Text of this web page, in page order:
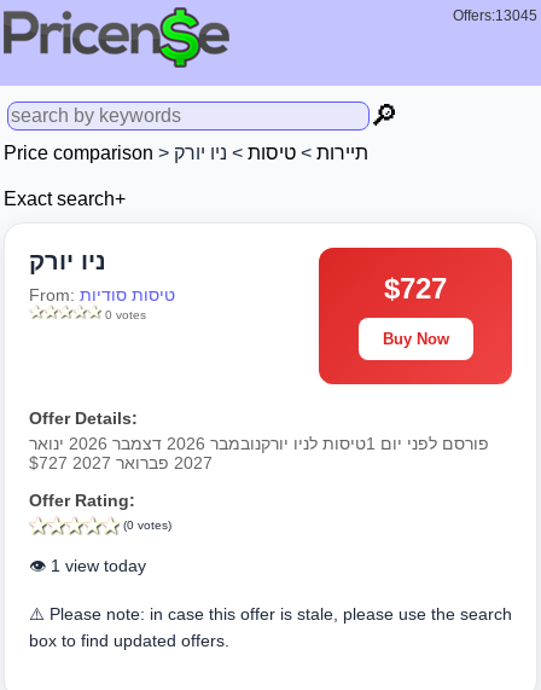
Offers:13045
🔎
Price comparison > תיירות > טיסות > ניו יורק
Exact search+
ניו יורק
From: טיסות סודיות
0 votes
$727
Buy Now
Offer Details:
פורסם לפני יום 1טיסות לניו יורקנובמבר 2026 דצמבר 2026 ינואר
2027 פברואר 2027 $727
Offer Rating:
(0 votes)
👁️ 1 view today
⚠️ Please note: in case this offer is stale, please use the search
box to find updated offers.